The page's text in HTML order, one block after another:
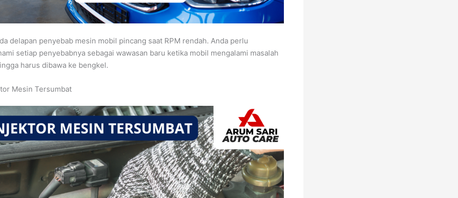
delapan penyebab mesin mobil pincang saat RPM rendah. Anda perlu
setiap penyebabnya sebagai wawasan baru ketika mobil mengalami masalah
harus dibawa ke bengkel.
Mesin Tersumbat